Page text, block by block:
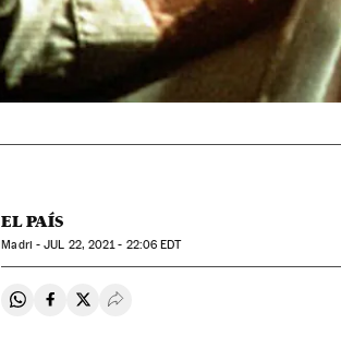
EL PAÍS
Madri -JUL 22, 2021 - 22:06 EDT
Compartir en Whatsapp
Compartir en Facebook
Compartir en Twitter
Desplegar Redes Sociales